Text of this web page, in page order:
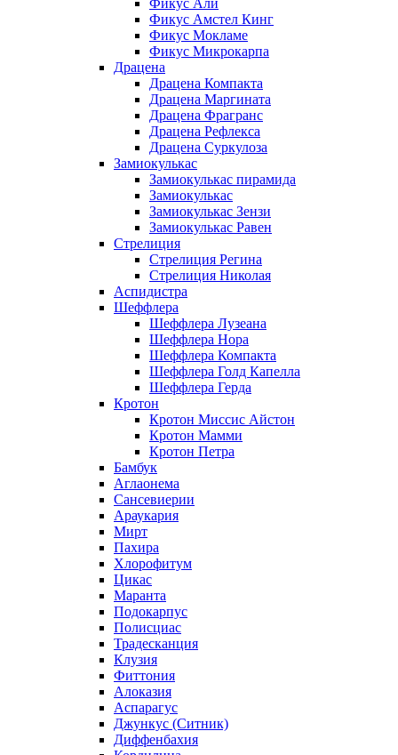
Фикус Али
Фикус Амстел Кинг
Фикус Мокламе
Фикус Микрокарпа
Драцена
Драцена Компакта
Драцена Маргината
Драцена Фрагранс
Драцена Рефлекса
Драцена Суркулоза
Замиокулькас
Замиокулькас пирамида
Замиокулькас
Замиокулькас Зензи
Замиокулькас Равен
Стрелиция
Стрелиция Регина
Стрелиция Николая
Аспидистра
Шеффлера
Шеффлера Лузеана
Шеффлера Нора
Шеффлера Компакта
Шеффлера Голд Капелла
Шеффлера Герда
Кротон
Кротон Миссис Айстон
Кротон Мамми
Кротон Петра
Бамбук
Аглаонема
Сансевиерии
Араукария
Мирт
Пахира
Хлорофитум
Цикас
Маранта
Подокарпус
Полисциас
Традесканция
Клузия
Фиттония
Алоказия
Аспарагус
Джункус (Ситник)
Диффенбахия